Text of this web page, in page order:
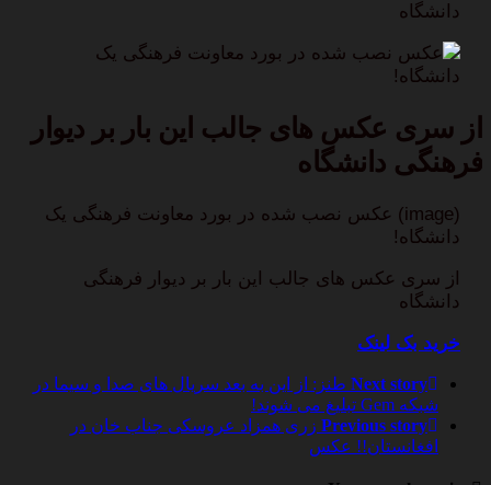
دانشگاه
عکس نصب شده در بورد معاونت فرهنگی یک
دانشگاه!
از سری عکس های جالب این بار بر دیوار
فرهنگی دانشگاه
(image) عکس نصب شده در بورد معاونت فرهنگی یک
دانشگاه!
از سری عکس های جالب این بار بر دیوار فرهنگی
دانشگاه
خرید بک لینک
Next story طنز: از این به بعد سریال های صدا و سیما در
شبکه Gem تبلیغ می شوند!
Previous story زری همزاد عروسکی جناب خان در
افغانستان!! عکس